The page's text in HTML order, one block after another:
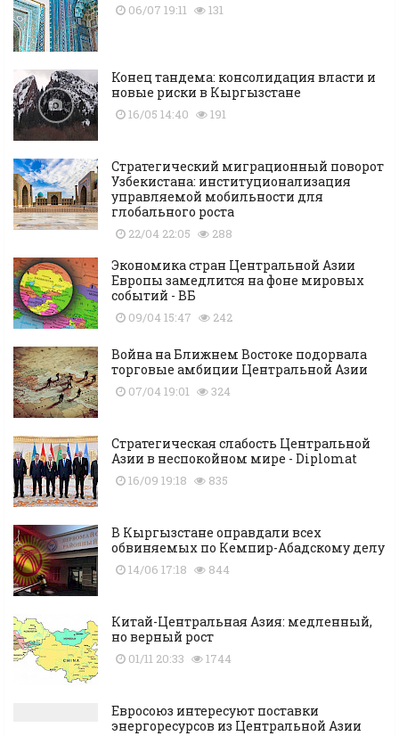
06/07 19:11 131
Конец тандема: консолидация власти и
новые риски в Кыргызстане
16/05 14:40 191
Стратегический миграционный поворот
Узбекистана: институционализация
управляемой мобильности для
глобального роста
22/04 22:05 288
Экономика стран Центральной Азии
Европы замедлится на фоне мировых
событий - ВБ
09/04 15:47 242
Война на Ближнем Востоке подорвала
торговые амбиции Центральной Азии
07/04 19:01 324
Стратегическая слабость Центральной
Азии в неспокойном мире - Diplomat
16/09 19:18 835
В Кыргызстане оправдали всех
обвиняемых по Кемпир-Абадскому делу
14/06 17:18 844
Китай-Центральная Азия: медленный,
но верный рост
01/11 20:33 1744
Евросоюз интересуют поставки
энергоресурсов из Центральной Азии